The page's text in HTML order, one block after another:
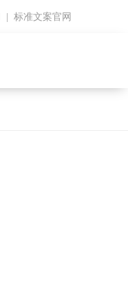
标准文案官网